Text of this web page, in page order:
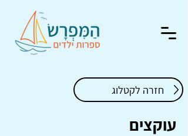
חזרה לקטלוג
עוקצים